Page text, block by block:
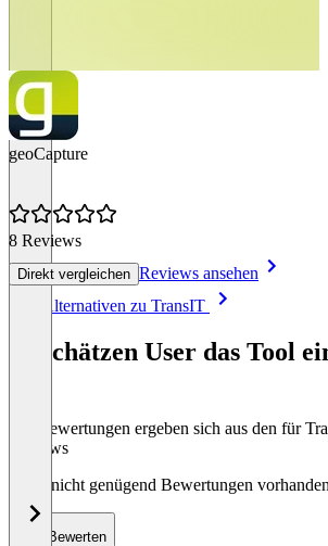
geoCapture
8 Reviews
Direkt vergleichen Reviews ansehen
Alle Alternativen zu TransIT
So schätzen User das Tool
Die Bewertungen ergeben sich aus den für
Reviews
Noch nicht genügend Bewertungen vorhanden
Bewerten